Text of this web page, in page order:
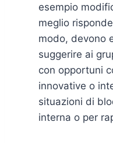
esempio
meglio
modo, devono
suggerire ai
con opportuni
innovative o
situazioni di
interna o per